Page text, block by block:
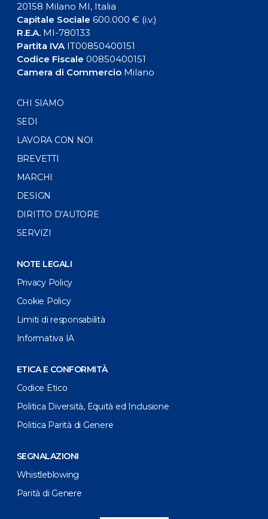
20158 Milano MI, Italia
Capitale Sociale 600.000 € (i.v.)
R.E.A.MI-780133
Partita IVAIT00850400151
Codice Fiscale 00850400151
Camera di CommercioMilano
CHI SIAMO
SEDI
LAVORA CON NOI
BREVETTI
MARCHI
DESIGN
DIRITTO D’AUTORE
SERVIZI
NOTE LEGALI
Privacy Policy
Cookie Policy
Limiti di responsabilità
Informativa IA
ETICA E CONFORMITÀ
Codice Etico
Politica Diversità, Equità ed Inclusione
Politica Parità di Genere
SEGNALAZIONI
Whistleblowing
Parità di Genere